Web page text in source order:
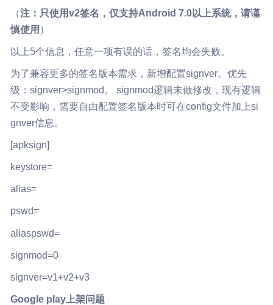
（注：只使用v2签名，仅支持Android 7.0以上系统，请谨
慎使用 ）
以上5个信息，任意一项有误的话，签名均会失败。
为了兼容更多的签名版本需求，新增配置signver。优先
级：signver>signmod。 signmod逻辑未做修改，现有逻辑
不受影响，需要自由配置签名版本时可在config文件加上si
gnver信息。
[apksign]
keystore=
alias=
pswd=
aliaspswd=
signmod=0
signver=v1+v2+v3
Google play上架问题